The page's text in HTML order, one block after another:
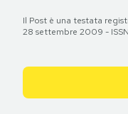
Il Post è una testata
28 settembre 2009 -